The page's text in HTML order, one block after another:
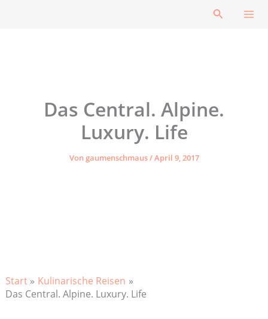
Suchen
Das Central. Alpine.
Luxury. Life
Vongaumenschmaus/April 9, 2017
Start
Kulinarische Reisen
Das Central. Alpine. Luxury. Life